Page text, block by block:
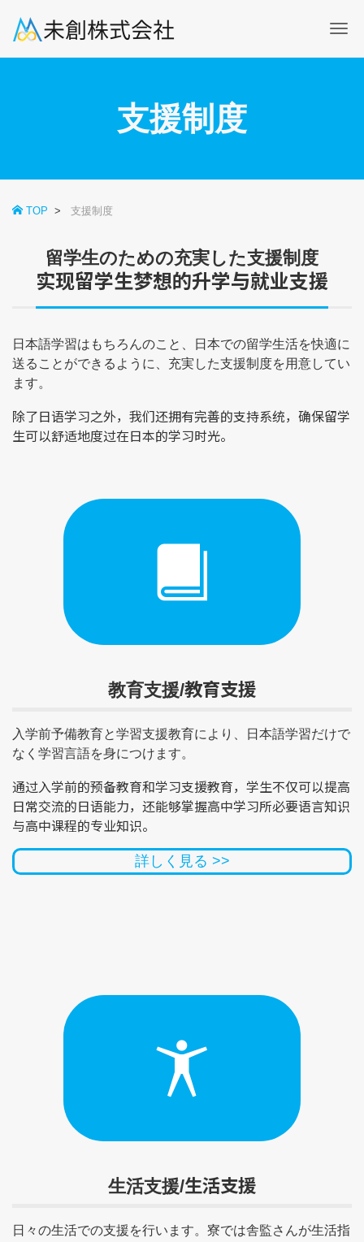
支援制度
TOP 支援制度
留学生のための充実した支援制度
实现留学生梦想的升学与就业支援
日本語学習はもちろんのこと、日本での留学生活を快適に
送ることができるように、充実した支援制度を用意してい
ます。
除了日语学习之外，我们还拥有完善的支持系统，确保留学
生可以舒适地度过在日本的学习时光。
教育支援/教育支援
入学前予備教育と学習支援教育により、日本語学習だけで
なく学習言語を身につけます。
通过入学前的预备教育和学习支援教育，学生不仅可以提高
日常交流的日语能力，还能够掌握高中学习所必要语言知识
与高中课程的专业知识。
詳しく見る >>
生活支援/生活支援
日々の生活での支援を行います。寮では舎監さんが生活指